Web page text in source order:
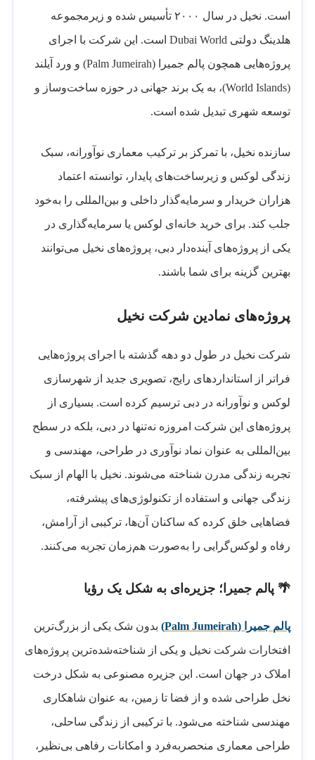
است. نخیل در سال ۲۰۰۰ تأسیس شده و زیرمجموعه
هلدینگ دولتی Dubai World است. این شرکت با اجرای
پروژه‌هایی همچون پالم جمیرا (Palm Jumeirah) و ورد آیلند
(World Islands)، به یک برند جهانی در حوزه ساخت‌وساز و
توسعه شهری تبدیل شده است.
سازنده نخیل، با تمرکز بر ترکیب معماری نوآورانه، سبک
زندگی لوکس و زیرساخت‌های پایدار، توانسته اعتماد
هزاران خریدار و سرمایه‌گذار داخلی و بین‌المللی را به‌خود
جلب کند. برای خرید خانه‌ای لوکس یا سرمایه‌گذاری در
یکی از پروژه‌های آینده‌دار دبی، پروژه‌های نخیل می‌توانند
بهترین گزینه برای شما باشند.
پروژه‌های نمادین شرکت نخیل
شرکت نخیل در طول دو دهه گذشته با اجرای پروژه‌هایی
فراتر از استانداردهای رایج، تصویری جدید از شهرسازی
لوکس و نوآورانه در دبی ترسیم کرده است. بسیاری از
پروژه‌های این شرکت امروزه نه‌تنها در دبی، بلکه در سطح
بین‌المللی به عنوان نماد نوآوری در طراحی، مهندسی و
تجربه زندگی مدرن شناخته می‌شوند. نخیل با الهام از سبک
زندگی جهانی و استفاده از تکنولوژی‌های پیشرفته،
فضاهایی خلق کرده که ساکنان آن‌ها، ترکیبی از آرامش،
رفاه و لوکس‌گرایی را به‌صورت هم‌زمان تجربه می‌کنند.
🌴 پالم جمیرا؛ جزیره‌ای به شکل یک رؤیا
پالم جمیرا (Palm Jumeirah)
بدون شک یکی از بزرگ‌ترین
افتخارات شرکت نخیل و یکی از شناخته‌شده‌ترین پروژه‌های
املاک در جهان است. این جزیره مصنوعی به شکل درخت
نخل طراحی شده و از فضا تا زمین، به عنوان شاهکاری
مهندسی شناخته می‌شود. با ترکیبی از زندگی ساحلی،
طراحی معماری منحصربه‌فرد و امکانات رفاهی بی‌نظیر،